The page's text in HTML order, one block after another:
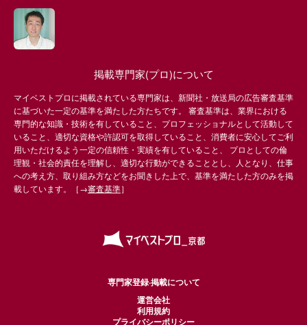
掲載専門家(プロ)について
マイベストプロに掲載されている専門家は、新聞社・放送局の広告審査基準
に基づいた一定の基準を満たした方たちです。 審査基準は、業界における
専門的な知識・技術を有していること、プロフェッショナルとして活動して
いること、適切な資格や許認可を取得していること、消費者に安心してご利
用いただけるよう一定の信頼性・実績を有していること、 プロとしての倫
理観・社会的責任を理解し、適切な行動ができることとし、人となり、仕事
への考え方、取り組み方などをお聞きした上で、基準を満たした方のみを掲
載しています。［→審査基準］
専門家登録·掲載について
運営会社
利用規約
プライバシーポリシー